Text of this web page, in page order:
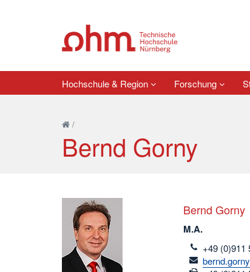
Hochschule & Region Forschung
/
Bernd Gorny
Bernd Gorny
M.A.
telefon
+49 (0)911
email